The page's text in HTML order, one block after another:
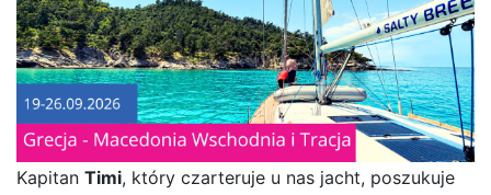
Kapitan Timi, który czarteruje u nas jacht, poszukuje